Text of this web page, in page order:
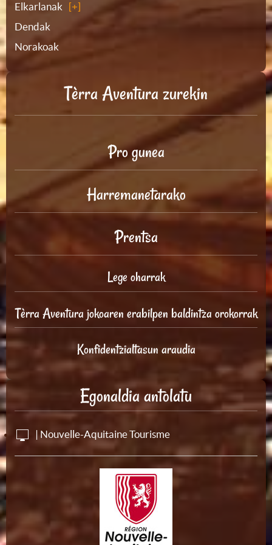
Elkarlanak
Dendak
Norakoak
Tèrra Aventura zurekin
Pro gunea
Harremanetarako
Prentsa
Lege oharrak
Tèrra Aventura jokoaren erabilpen baldintza orokorrak
Konfidentzialtasun araudia
Egonaldia antolatu
| Nouvelle-Aquitaine Tourisme